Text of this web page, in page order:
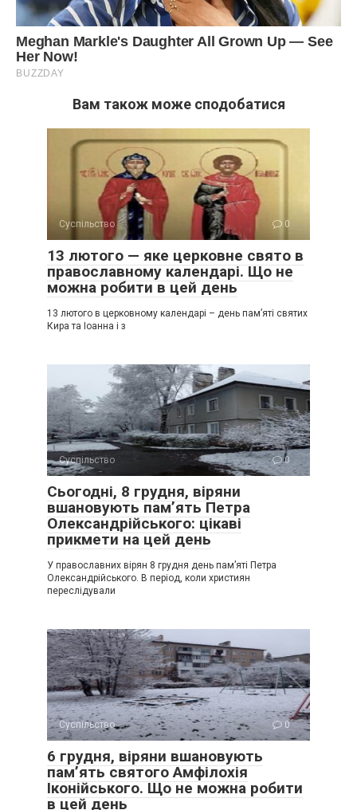
Вам також може сподобатися
Суспільство 0
13 лютого — яке церковне свято в
православному календарі. Що не
можна робити в цей день
13 лютого в церковному календарі – день пам’яті святих
Кира та Іоанна і з
Суспільство 0
Сьогодні, 8 грудня, віряни
вшановують пам’ять Петра
Олександрійського: цікаві
прикмети на цей день
У православних вірян 8 грудня день пам’яті Петра
Олександрійського. В період, коли християн
переслідували
Суспільство 0
6 грудня, віряни вшановують
пам’ять святого Амфілохія
Іконійського. Що не можна робити
в цей день